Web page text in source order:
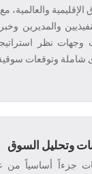
الإقليمية
والمديرين
وجهات نظر
شاملة وتوقعات
جزءاً أساسياً من